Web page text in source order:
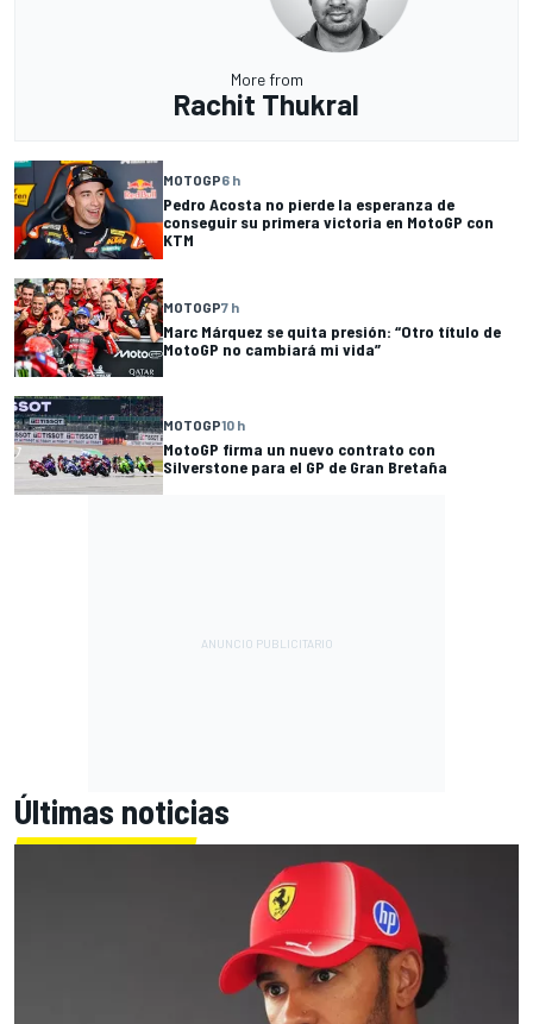
More from
Rachit Thukral
MOTOGP6 h
Pedro Acosta no pierde la esperanza de
conseguir su primera victoria en MotoGP con
KTM
MOTOGP7 h
Marc Márquez se quita presión: “Otro título de
MotoGP no cambiará mi vida”
MOTOGP10 h
MotoGP firma un nuevo contrato con
Silverstone para el GP de Gran Bretaña
Últimas noticias